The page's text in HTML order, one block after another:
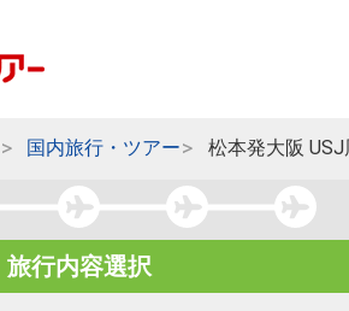
国内旅行・ツアー 松本発大阪
旅行内容選択